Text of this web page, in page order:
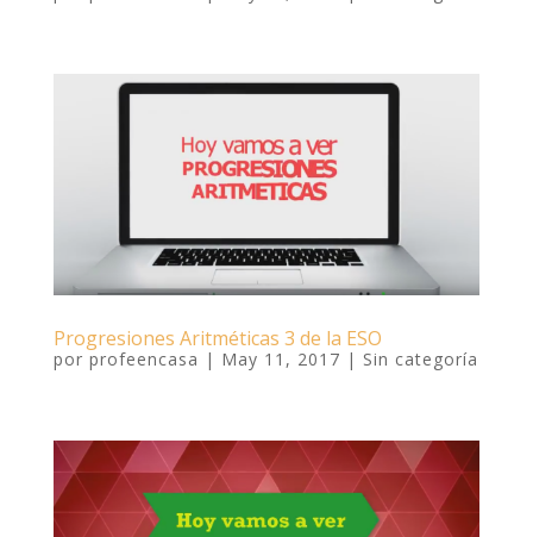
Progresiones Aritméticas 3 de la ESO
por profeencasa | May 11, 2017 | Sin categoría